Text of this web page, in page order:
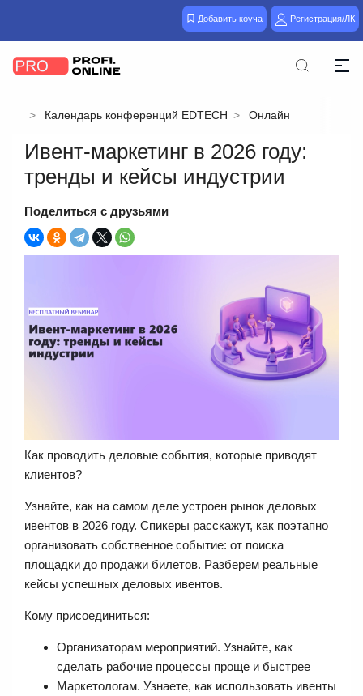
Добавить коуча Регистрация/ЛК
Календарь конференций EDTECH Онлайн
Ивент-маркетинг в 2026 году:
тренды и кейсы индустрии
Поделиться с друзьями
Как проводить деловые события, которые приводят
клиентов?
Узнайте, как на самом деле устроен рынок деловых
ивентов в 2026 году. Спикеры расскажут, как поэтапно
организовать собственное событие: от поиска
площадки до продажи билетов. Разберем реальные
кейсы успешных деловых ивентов.
Кому присоединиться:
Организаторам мероприятий. Узнайте, как
сделать рабочие процессы проще и быстрее
Маркетологам. Узнаете, как использовать ивенты